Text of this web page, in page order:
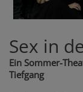
Sex in
Ein Sommer-
Tiefgang